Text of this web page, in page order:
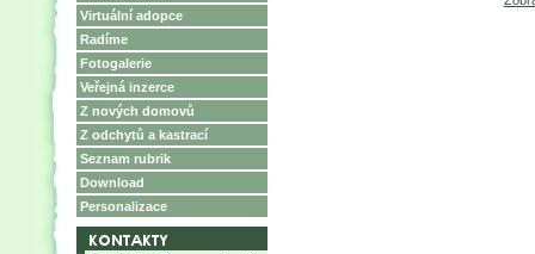
Virtuální adopce
Radíme
Fotogalerie
Veřejná inzerce
Z nových domovů
Z odchytů a kastrací
Seznam rubrik
Download
Personalizace